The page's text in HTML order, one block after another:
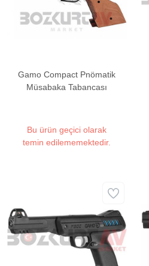
Gamo Compact Pnömatik
Müsabaka Tabancası
Bu ürün geçici olarak
temin edilememektedir.